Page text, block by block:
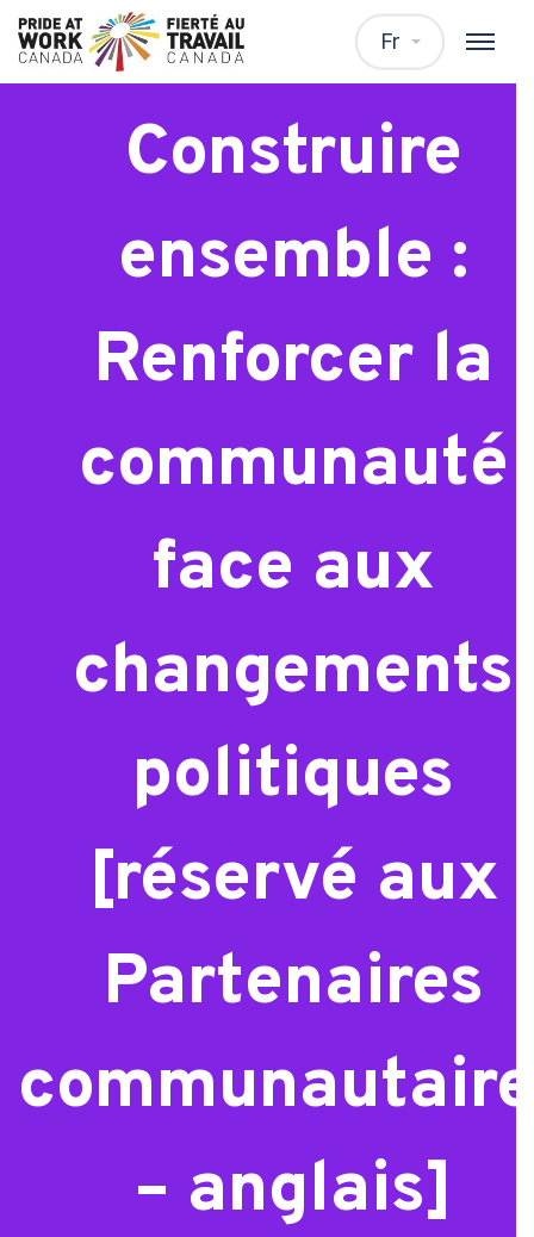
Fr
Webinaire :
Construire
ensemble :
Renforcer la
communauté
face aux
changements
politiques
[réservé aux
Partenaires
– anglais]